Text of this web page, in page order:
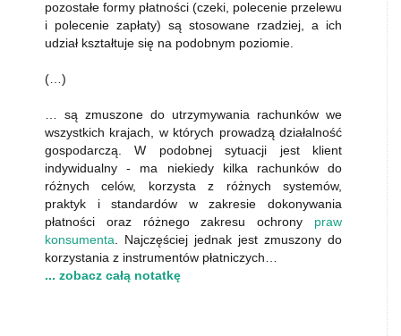
pozostałe formy płatności (czeki, polecenie przelewu
i polecenie zapłaty) są stosowane rzadziej, a ich
udział kształtuje się na podobnym poziomie.
(…)
… są zmuszone do utrzymywania rachunków we
wszystkich krajach, w których prowadzą działalność
gospodarczą. W podobnej sytuacji jest klient
indywidualny - ma niekiedy kilka rachunków do
różnych celów, korzysta z różnych systemów,
praktyk i standardów w zakresie dokonywania
płatności oraz różnego zakresu ochrony praw
konsumenta . Najczęściej jednak jest zmuszony do
korzystania z instrumentów płatniczych…
... zobacz całą notatkę